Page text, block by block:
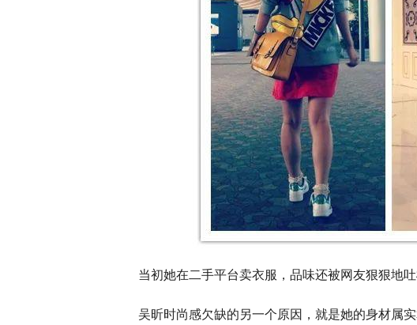
当初她在二手平台卖衣服，品味还被网友狠狠地吐
吴昕时尚感欠缺的另一个原因，就是她的身材属